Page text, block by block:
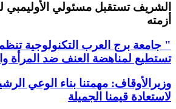
الشريف تستقبل مسئولي الأوليمبي
أزمته
" جامعة برج العرب التكنولوجية
تستطيع لمناهضة العنف ضد المرأة
وزيرالأوقاف: مهمتنا بناء الوعي
لاستعادة قيمنا الجميلة